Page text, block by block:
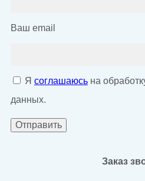
Ваш email
Я соглашаюсь на
данных.
Заказ